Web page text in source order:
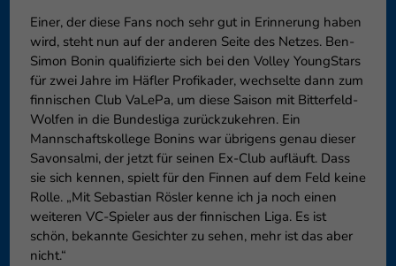
Einer, der diese Fans noch sehr gut in Erinnerung haben
wird, steht nun auf der anderen Seite des Netzes. Ben-
Simon Bonin qualifizierte sich bei den Volley YoungStars
für zwei Jahre im Häfler Profikader, wechselte dann zum
finnischen Club VaLePa, um diese Saison mit Bitterfeld-
Wolfen in die Bundesliga zurückzukehren. Ein
Mannschaftskollege Bonins war übrigens genau dieser
Savonsalmi, der jetzt für seinen Ex-Club aufläuft. Dass
sie sich kennen, spielt für den Finnen auf dem Feld keine
Rolle. „Mit Sebastian Rösler kenne ich ja noch einen
weiteren VC-Spieler aus der finnischen Liga. Es ist
schön, bekannte Gesichter zu sehen, mehr ist das aber
nicht.“